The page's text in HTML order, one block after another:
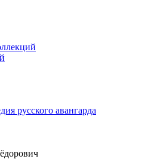
русского авангарда